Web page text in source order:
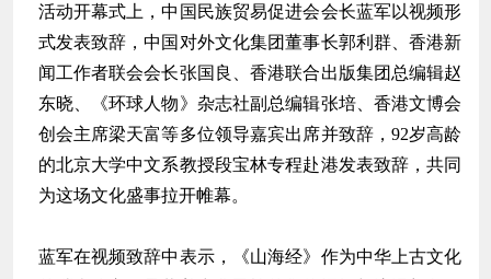
活动开幕式上，中国民族贸易促进会会长蓝军以视频形
式发表致辞，中国对外文化集团董事长郭利群、香港新
闻工作者联会会长张国良、香港联合出版集团总编辑赵
东晓、《环球人物》杂志社副总编辑张培、香港文博会
创会主席梁天富等多位领导嘉宾出席并致辞，92岁高龄
的北京大学中文系教授段宝林专程赴港发表致辞，共同
为这场文化盛事拉开帷幕。
蓝军在视频致辞中表示，《山海经》作为中华上古文化